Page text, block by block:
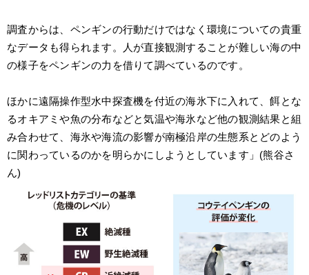
調査からは、ペンギンの行動だけではなく環境についての貴重
なデータも得られます。人が直接観測することが難しい海の中
の様子をペンギンの力を借りて調べているのです。
ほかに遠隔操作型水中探査機を付近の海氷下に入れて、餌とな
るオキアミや魚の分布などと気温や海氷など他の観測結果と組
み合わせて、海氷や海流の影響が南極沿岸の生態系とどのよう
に関わっているのかを明らかにしようとしています」(熊谷さ
ん)